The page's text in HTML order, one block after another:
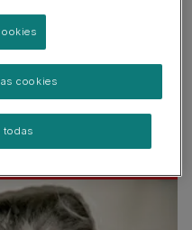
odian el
todas
cookies